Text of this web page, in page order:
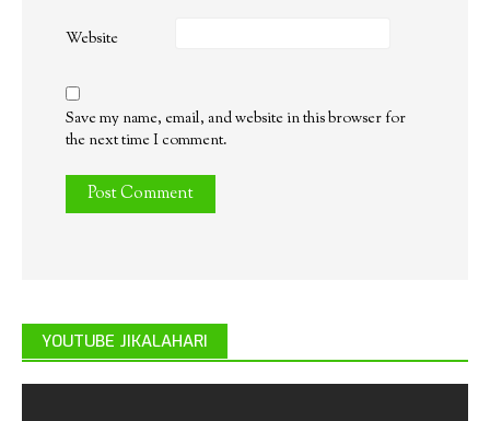
Website
Save my name, email, and website in this browser for
the next time I comment.
YOUTUBE JIKALAHARI